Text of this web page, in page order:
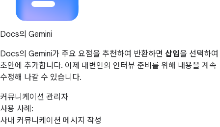
Docs의 Gemini
Docs의 Gemini가 주요 요점을 추천하여 반환하면 삽입 을 선택하여
초안에 추가합니다. 이제 대변인의 인터뷰 준비를 위해 내용을 계속
수정해 나갈 수 있습니다.
커뮤니케이션 관리자
사용 사례:
사내 커뮤니케이션 메시지 작성